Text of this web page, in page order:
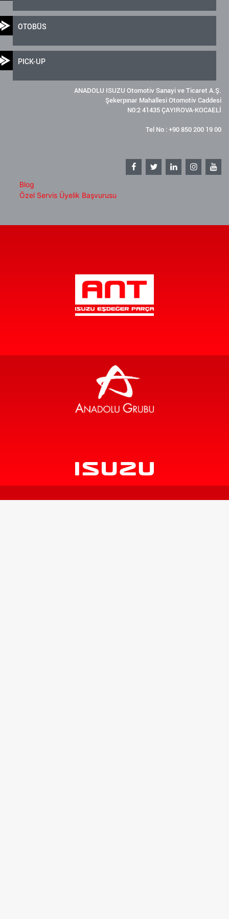
OTOBÜS
PICK-UP
ANADOLU ISUZU Otomotiv Sanayi ve Ticaret A.Ş.
Şekerpınar Mahallesi Otomotiv Caddesi
N0:2 41435 ÇAYIROVA-KOCAELİ
Tel No : +90 850 200 19 00
Blog
Özel Servis Üyelik Başvurusu